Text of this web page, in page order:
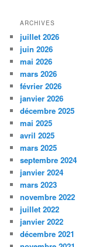
ARCHIVES
juillet 2026
juin 2026
mai 2026
mars 2026
février 2026
janvier 2026
décembre 2025
mai 2025
avril 2025
mars 2025
septembre 2024
janvier 2024
mars 2023
novembre 2022
juillet 2022
janvier 2022
décembre 2021